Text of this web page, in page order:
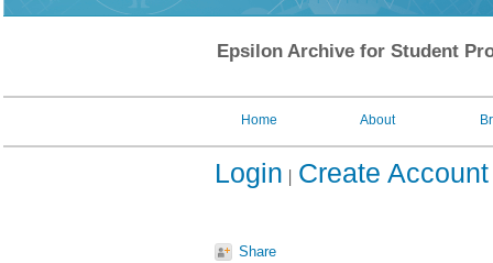
Epsilon Archive for Student
Home About
Login Create Account
Share